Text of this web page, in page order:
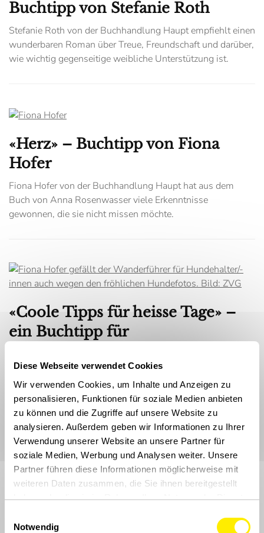
Diese Webseite verwendet Cookies
Wir verwenden Cookies, um Inhalte und Anzeigen zu
personalisieren, Funktionen für soziale Medien anbieten
zu können und die Zugriffe auf unsere Website zu
analysieren. Außerdem geben wir Informationen zu Ihrer
Verwendung unserer Website an unsere Partner für
soziale Medien, Werbung und Analysen weiter. Unsere
Partner führen diese Informationen möglicherweise mit
weiteren Daten zusammen, die Sie ihnen bereitgestellt
haben oder die sie im Rahmen Ihrer Nutzung der Dienste
Notwendig
Buchtipp von Stefanie Roth
Stefanie Roth von der Buchhandlung Haupt empfiehlt einen
wunderbaren Roman über Treue, Freundschaft und darüber,
wie wichtig gegenseitige weibliche Unterstützung ist.
«Herz» – Buchtipp von Fiona
Hofer
Fiona Hofer von der Buchhandlung Haupt hat aus dem
Buch von Anna Rosenwasser viele Erkenntnisse
gewonnen, die sie nicht missen möchte.
«Coole Tipps für heisse Tage» –
ein Buchtipp für
Hundehalter
Fiona Hofer von der Buchhandlung Haupt empfiehlt einen
Wanderführer für Touren mit Hund. Das ansprechende
Buch enthält 47 tolle Vorschläge, die Schweiz mit Hund zu
erleben.